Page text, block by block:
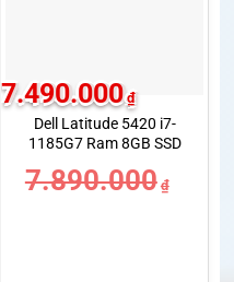
Dell Latitude 5420 i7-
1185G7 Ram 8GB SSD
7.890.000 ₫
7.490.000 ₫